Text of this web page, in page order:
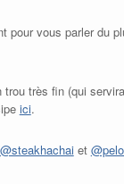
vous parler du
très fin (qui
ici.
@steakhachaiet